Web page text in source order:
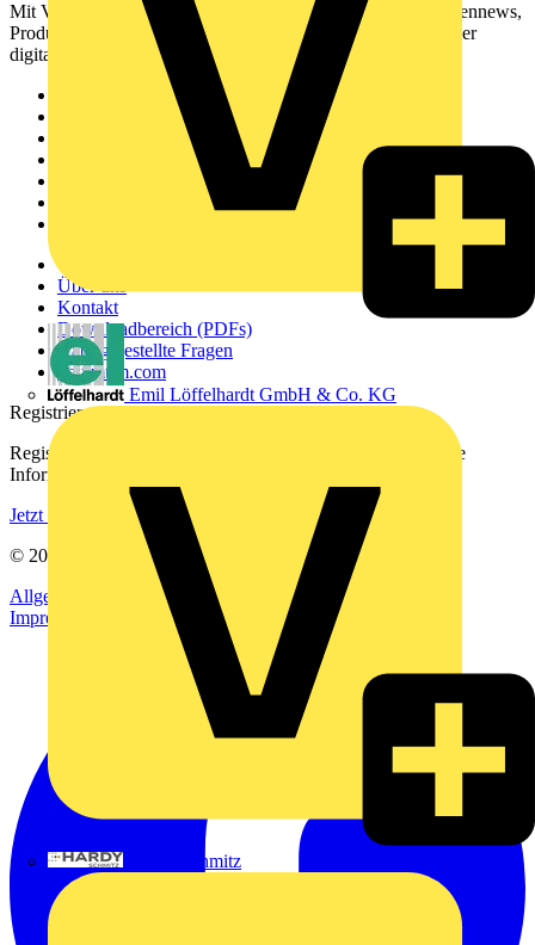
Emil Löffelhardt GmbH & Co. KG
Hardy Schmitz
Mit Voltimum erhalten Elektrofachkräfte Zugang zu Branchennews,
Produktinformationen, Schulungen und Tools – alles auf einer
digitalen Plattform und Community.
Weitere Links
Über uns
Kontakt
Downloadbereich (PDFs)
Häufig gestellte Fragen
voltimum.com
Registrierung
Registrieren Sie sich kostenlos und erhalten Sie stets aktuelle
Informationen aus der Elektroindustrie.
Jetzt registrieren
© 2002-
Voltimum
Allgemeine Geschäftsbedingungen
Datenschutzerklärung
Impressum